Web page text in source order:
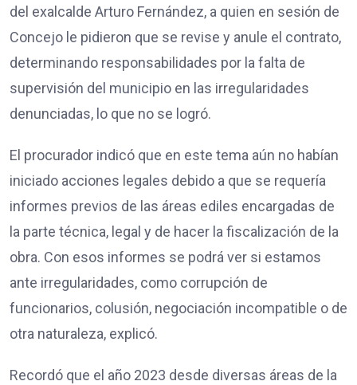
del exalcalde Arturo Fernández, a quien en sesión de
Concejo le pidieron que se revise y anule el contrato,
determinando responsabilidades por la falta de
supervisión del municipio en las irregularidades
denunciadas, lo que no se logró.
El procurador indicó que en este tema aún no habían
iniciado acciones legales debido a que se requería
informes previos de las áreas ediles encargadas de
la parte técnica, legal y de hacer la fiscalización de la
obra. Con esos informes se podrá ver si estamos
ante irregularidades, como corrupción de
funcionarios, colusión, negociación incompatible o de
otra naturaleza, explicó.
Recordó que el año 2023 desde diversas áreas de la